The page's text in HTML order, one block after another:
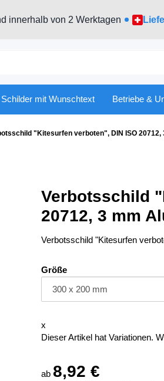
innerhalb von 2 Werktagen
Schilder mit Wunschtext Betriebe &
"Kitesurfen verboten", DIN ISO 20712,
Verbotsschild
20712, 3 mm
Verbotsschild "Kitesurfen
Größe
x
Dieser Artikel hat Variationen.
ab 8,92 €